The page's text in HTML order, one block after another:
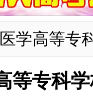
学高等专
等专科